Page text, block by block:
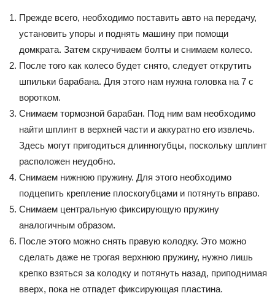
Прежде всего, необходимо поставить авто на передачу,
установить упоры и поднять машину при помощи
домкрата. Затем скручиваем болты и снимаем колесо.
После того как колесо будет снято, следует открутить
шпильки барабана. Для этого нам нужна головка на 7 с
воротком.
Снимаем тормозной барабан. Под ним вам необходимо
найти шплинт в верхней части и аккуратно его извлечь.
Здесь могут пригодиться длинногубцы, поскольку шплинт
расположен неудобно.
Снимаем нижнюю пружину. Для этого необходимо
подцепить крепление плоскогубцами и потянуть вправо.
Снимаем центральную фиксирующую пружину
аналогичным образом.
После этого можно снять правую колодку. Это можно
сделать даже не трогая верхнюю пружину, нужно лишь
крепко взяться за колодку и потянуть назад, приподнимая
вверх, пока не отпадет фиксирующая пластина.